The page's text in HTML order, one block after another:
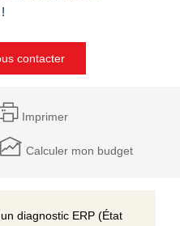
contacter
Imprimer
Calculer mon budget
diagnostic ERP (État